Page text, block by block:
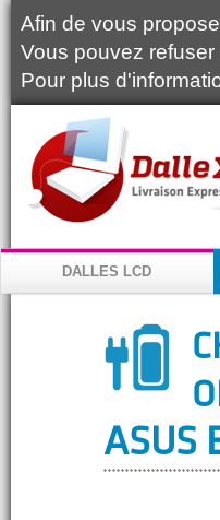
Afin de vous
Vous pouvez
Pour plus
DALLES LCD
ASUS